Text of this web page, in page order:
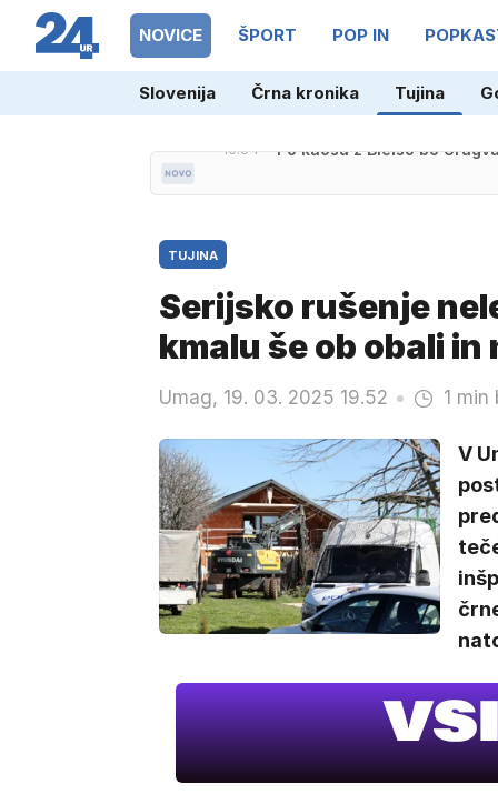
NOVICE ŠPORT POP IN
Slovenija Črna kronika Tujina
TUJINA
Serijsko rušenje
kmalu še ob obali in
Umag, 19. 03. 2025 19.52 1 min
V